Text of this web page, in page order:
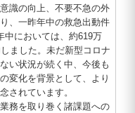
識の向上、不要不急の外
、一昨年中の救急出動件
中においては、約619万
ました。未だ新型コロナ
い状況が続く中、今後も
変化を背景として、より
されています。
務を取り巻く諸課題への